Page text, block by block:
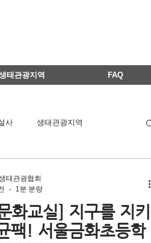
태관광지역 FAQ
사 생태관광지역
지역컨설팅 연구용역관련
화교실] 지구를 지키
팩! 서울금화초등학
태관광협회
1분 분량